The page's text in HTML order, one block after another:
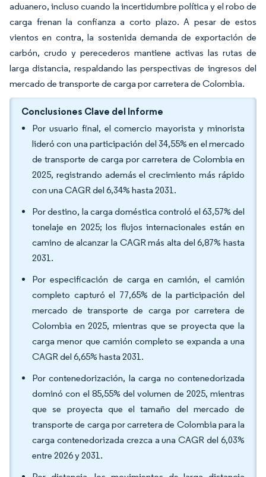
aduanero, incluso cuando la incertidumbre política y el robo de
carga frenan la confianza a corto plazo. A pesar de estos
vientos en contra, la sostenida demanda de exportación de
carbón, crudo y perecederos mantiene activas las rutas de
larga distancia, respaldando las perspectivas de ingresos del
mercado de transporte de carga por carretera de Colombia.
Conclusiones Clave del Informe
Por usuario final, el comercio mayorista y minorista
lideró con una participación del 34,55% en el mercado
de transporte de carga por carretera de Colombia en
2025, registrando además el crecimiento más rápido
con una CAGR del 6,34% hasta 2031.
Por destino, la carga doméstica controló el 63,57% del
tonelaje en 2025; los flujos internacionales están en
camino de alcanzar la CAGR más alta del 6,87% hasta
2031.
Por especificación de carga en camión, el camión
completo capturó el 77,65% de la participación del
mercado de transporte de carga por carretera de
Colombia en 2025, mientras que se proyecta que la
carga menor que camión completo se expanda a una
CAGR del 6,65% hasta 2031.
Por contenedorización, la carga no contenedorizada
dominó con el 85,55% del volumen de 2025, mientras
que se proyecta que el tamaño del mercado de
transporte de carga por carretera de Colombia para la
carga contenedorizada crezca a una CAGR del 6,03%
entre 2026 y 2031.